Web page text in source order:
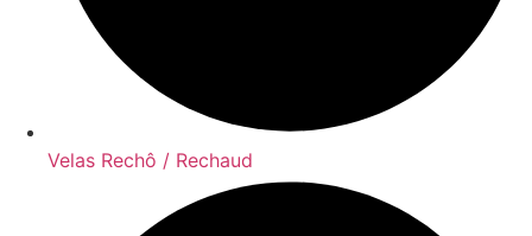
Velas Rechô / Rechaud